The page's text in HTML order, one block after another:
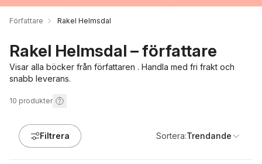
Författare Rakel Helmsdal
Rakel Helmsdal – författare
Visar alla böcker från författaren . Handla med fri frakt och
snabb leverans.
10 produkter
Filtrera Sortera:Trendande